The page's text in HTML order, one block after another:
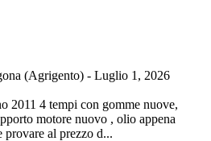
(Agrigento) - Luglio 1, 2026
2011 4 tempi con gomme nuove,
motore nuovo , olio appena
provare al prezzo d...